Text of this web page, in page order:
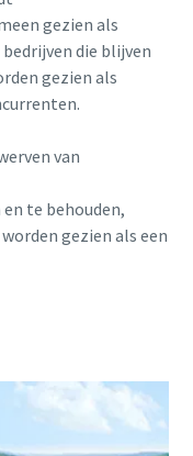
gezien als
die blijven
gezien als
van
te behouden,
gezien als een